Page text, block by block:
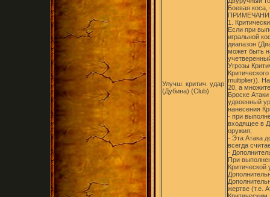
Улучш. критич. удар
(Дубина) (Club)
Боевая
1.
Если при
игральной
диапазон
может быть
Угрозы
multiplier)).
20, а
Броске
удвоенный
нанесения
- при
входящее в
оружия;
- Эта Атака
всегда
-
При
Критической
жертве (т.е.